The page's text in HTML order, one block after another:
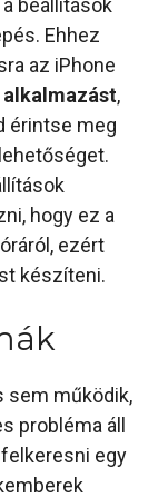
beállítások
Ehhez
az iPhone
alkalmazást,
érintse meg
hogy ez a
ezért
készíteni.
sem működik,
probléma áll
egy